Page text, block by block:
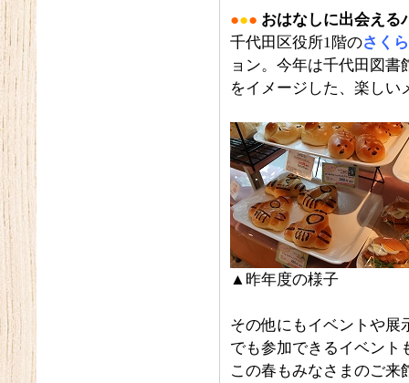
●●● おはなしに出会える
千代田区役所1階のさく
ョン。今年は千代田図
をイメージした、楽しい
▲昨年度の様子
その他にもイベントや展
でも参加できるイベント
この春もみなさまのご来